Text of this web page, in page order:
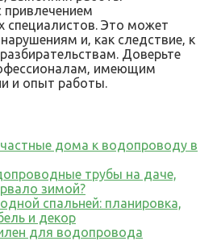
привлечением
специалистов. Это может
и‚ как следствие‚ к
Доверьте
имеющим
и опыт работы.
дома к водопроводу в
трубы на даче,
зимой?
спальней: планировка,
и декор
для водопровода